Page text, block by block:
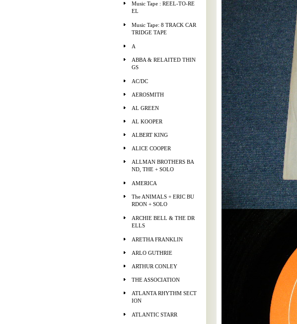
Music Tape : REEL-TO-RE
EL
Music Tape: 8 TRACK CAR
TRIDGE TAPE
A
ABBA & RELAITED THIN
GS
AC/DC
AEROSMITH
AL GREEN
AL KOOPER
ALBERT KING
ALICE COOPER
ALLMAN BROTHERS BA
ND, THE + SOLO
AMERICA
The ANIMALS + ERIC BU
RDON + SOLO
ARCHIE BELL & THE DR
ELLS
ARETHA FRANKLIN
ARLO GUTHRIE
ARTHUR CONLEY
THE ASSOCIATION
ATLANTA RHYTHM SECT
ION
ATLANTIC STARR